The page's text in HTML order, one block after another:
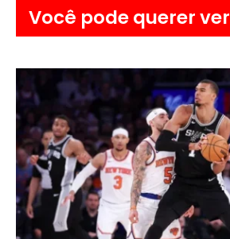
Você pode querer ver